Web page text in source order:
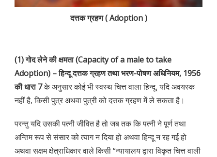
दत्तक ग्रहण ( Adoption )
(1) गोद लेने की क्षमता (Capacity of a male to take
Adoption) – हिन्दू दत्तक ग्रहण तथा भरण-पोषण अधिनियम, 1956
की धारा 7के अनुसार कोई भी स्वस्थ चित्त वाला हिन्दू, यदि अवयस्क
नहीं है, किसी पुत्र अथवा पुत्री को दत्तक ग्रहण में ले सकता है।
परन्तु यदि उसकी पत्नी जीवित है तो जब तक कि पत्नी ने पूर्ण तथा
अन्तिम रूप से संसार को त्याग न दिया हो अथवा हिन्दू न रह गई हो
अथवा सक्षम क्षेत्राधिकार वाले किसी “न्यायालय द्वारा विकृत चित्त वाली